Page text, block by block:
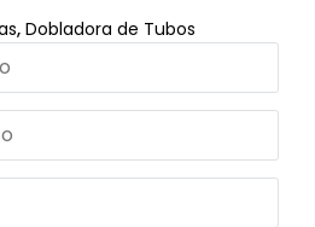
, Dobladora de Tubos